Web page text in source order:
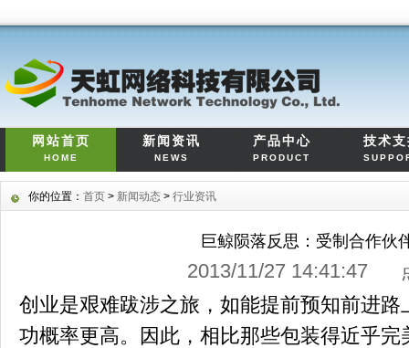
网站首页
HOME
新闻资讯
NEWS
产品中心
PRODUCT
技术
你的位置： 首页 > 新闻动态 > 行业资讯
巨鲸陨落反思：受制合作伙
2013/11/27 14:41:47
创业是艰难跋涉之旅，如能提前预知前进
功概率更高。因此，相比那些包装得近乎